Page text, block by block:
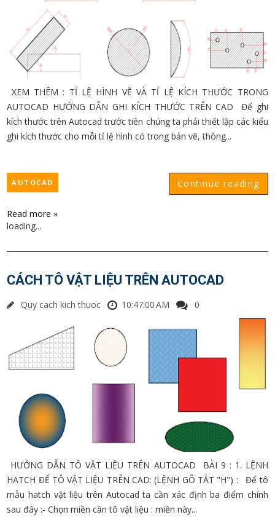
XEM THÊM : TỈ LỆ HÌNH VẼ VÀ TỈ LỆ KÍCH THƯỚC TRONG
AUTOCAD HƯỚNG DẪN GHI KÍCH THƯỚC TRÊN CAD Để ghi
kích thước trên Autocad trước tiên chúng ta phải thiết lập các kiểu
ghi kích thước cho mỗi tỉ lệ hình có trong bản vẽ, thông...
Continue reading
AUTOCAD
Read more »
loading...
CÁCH TÔ VẬT LIỆU TRÊN AUTOCAD
Quy cach kich thuoc 10:47:00 AM 0
HƯỚNG DẪN TÔ VẬT LIỆU TRÊN AUTOCAD BÀI 9 : 1. LỆNH
HATCH ĐỂ TÔ VẬT LIỆU TRÊN CAD: (LỆNH GÕ TẮT "H") : Để tô
mẫu hatch vật liệu trên Autocad ta cần xác định ba điểm chính
sau đây :- Chọn miền cần tô vật liệu : miền này...